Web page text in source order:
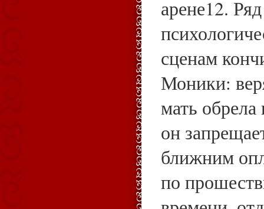
арене12.
сценам
Моники:
мать обрела
он
ближним
по